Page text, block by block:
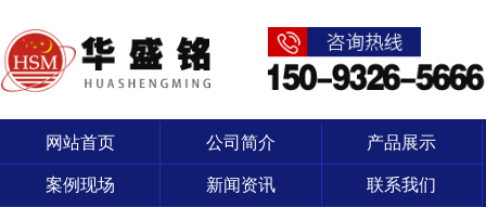
网站首页 公司简介 产品展示
案例现场 新闻资讯 联系我们